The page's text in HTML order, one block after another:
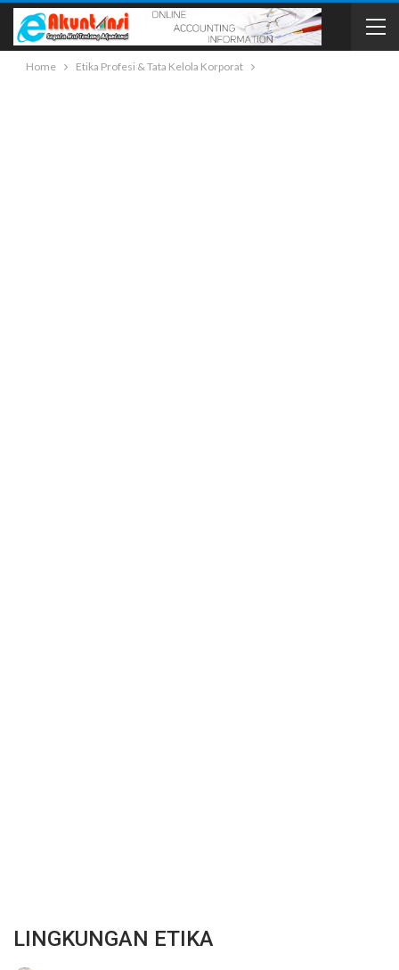
Home Etika Profesi & Tata Kelola Korporat
LINGKUNGAN ETIKA